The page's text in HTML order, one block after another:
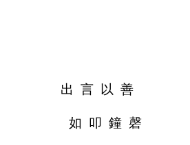
出 言 以 善
如 叩 鐘 磬